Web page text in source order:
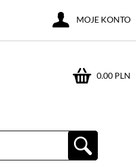
0.00 PLN
MOJE KONTO